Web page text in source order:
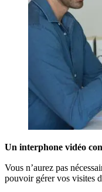
Un interphone vidéo
Vous n’aurez pas
pouvoir gérer vos visites